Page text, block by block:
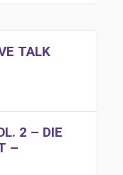
TALK
2 – DIE
–